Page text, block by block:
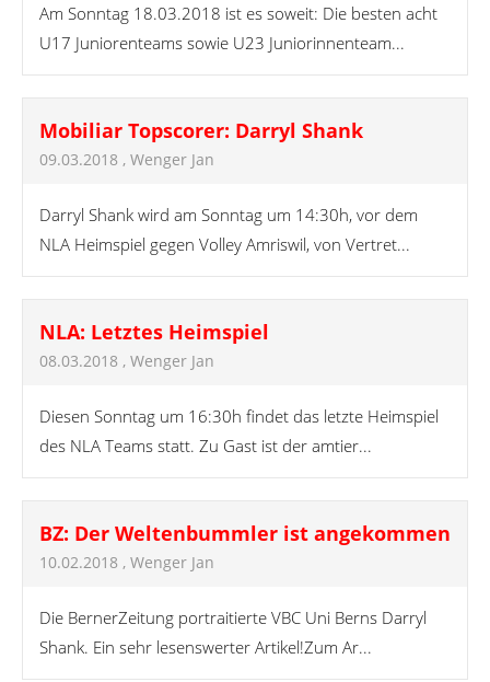
Am Sonntag 18.03.2018 ist es soweit: Die besten acht
U17 Juniorenteams sowie U23 Juniorinnenteam...
Mobiliar Topscorer: Darryl Shank
09.03.2018 , Wenger Jan
Darryl Shank wird am Sonntag um 14:30h, vor dem
NLA Heimspiel gegen Volley Amriswil, von Vertret...
NLA: Letztes Heimspiel
08.03.2018 , Wenger Jan
Diesen Sonntag um 16:30h findet das letzte Heimspiel
des NLA Teams statt. Zu Gast ist der amtier...
BZ: Der Weltenbummler ist angekommen
10.02.2018 , Wenger Jan
Die BernerZeitung portraitierte VBC Uni Berns Darryl
Shank. Ein sehr lesenswerter Artikel!Zum Ar...